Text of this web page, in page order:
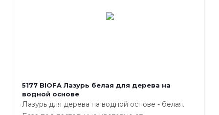
5177 BIOFA Лазурь белая для дерева на
водной основе
Лазурь для дерева на водной основе - белая.